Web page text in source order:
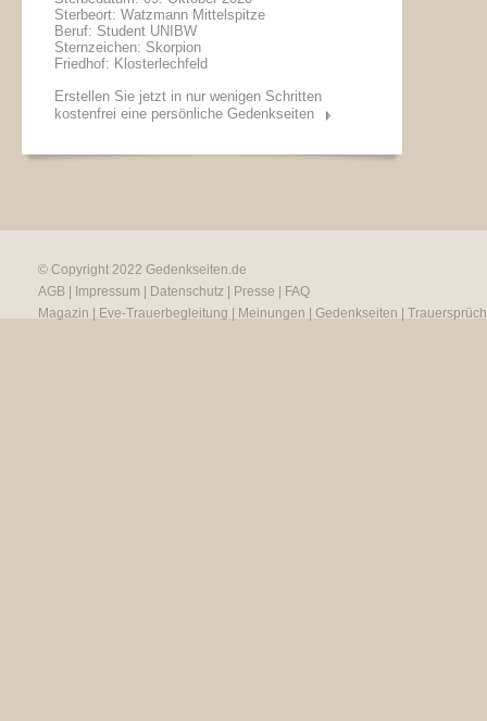
Sterbeort: Watzmann Mittelspitze
Beruf: Student UNIBW
Sternzeichen: Skorpion
Friedhof: Klosterlechfeld
Erstellen Sie jetzt in nur wenigen Schritten
kostenfrei eine persönliche Gedenkseiten
© Copyright 2022 Gedenkseiten.de
AGB
Impressum Datenschutz Presse
FAQ
Magazin
Eve-Trauerbegleitung Meinungen Gedenkseiten